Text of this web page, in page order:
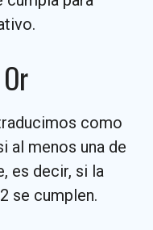
como
al menos una de
es decir, si la
se cumplen.